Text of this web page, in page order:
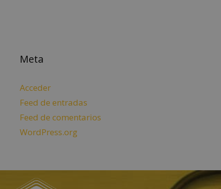
Meta
Acceder
Feed de entradas
Feed de comentarios
WordPress.org